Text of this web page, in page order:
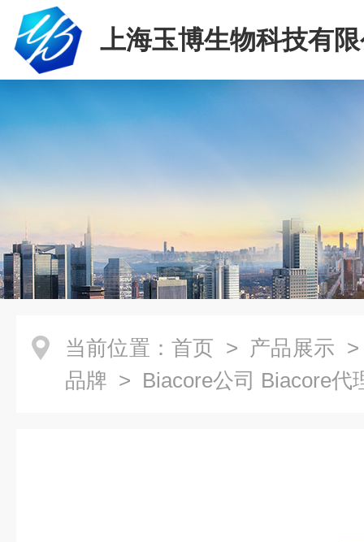
上海玉博生物科技有
当前位置： 首页 > 产品展示
品牌 > Biacore公司 Biacore代